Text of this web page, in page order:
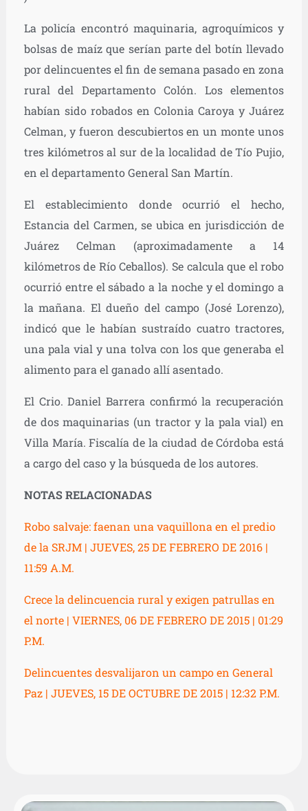
La policía encontró maquinaria, agroquímicos y
bolsas de maíz que serían parte del botín llevado
por delincuentes el fin de semana pasado en zona
rural del Departamento Colón. Los elementos
habían sido robados en Colonia Caroya y Juárez
Celman, y fueron descubiertos en un monte unos
tres kilómetros al sur de la localidad de Tío Pujio,
en el departamento General San Martín.
El establecimiento donde ocurrió el hecho,
Estancia del Carmen, se ubica en jurisdicción de
Juárez Celman (aproximadamente a 14
kilómetros de Río Ceballos). Se calcula que el robo
ocurrió entre el sábado a la noche y el domingo a
la mañana. El dueño del campo (José Lorenzo),
indicó que le habían sustraído cuatro tractores,
una pala vial y una tolva con los que generaba el
alimento para el ganado allí asentado.
El Crio. Daniel Barrera confirmó la recuperación
de dos maquinarias (un tractor y la pala vial) en
Villa María. Fiscalía de la ciudad de Córdoba está
a cargo del caso y la búsqueda de los autores.
NOTAS RELACIONADAS
Robo salvaje: faenan una vaquillona en el predio
de la SRJM | JUEVES, 25 DE FEBRERO DE 2016 |
11:59 A.M.
Crece la delincuencia rural y exigen patrullas en
el norte | VIERNES, 06 DE FEBRERO DE 2015 | 01:29
P.M.
Delincuentes desvalijaron un campo en General
Paz | JUEVES, 15 DE OCTUBRE DE 2015 | 12:32 P.M.